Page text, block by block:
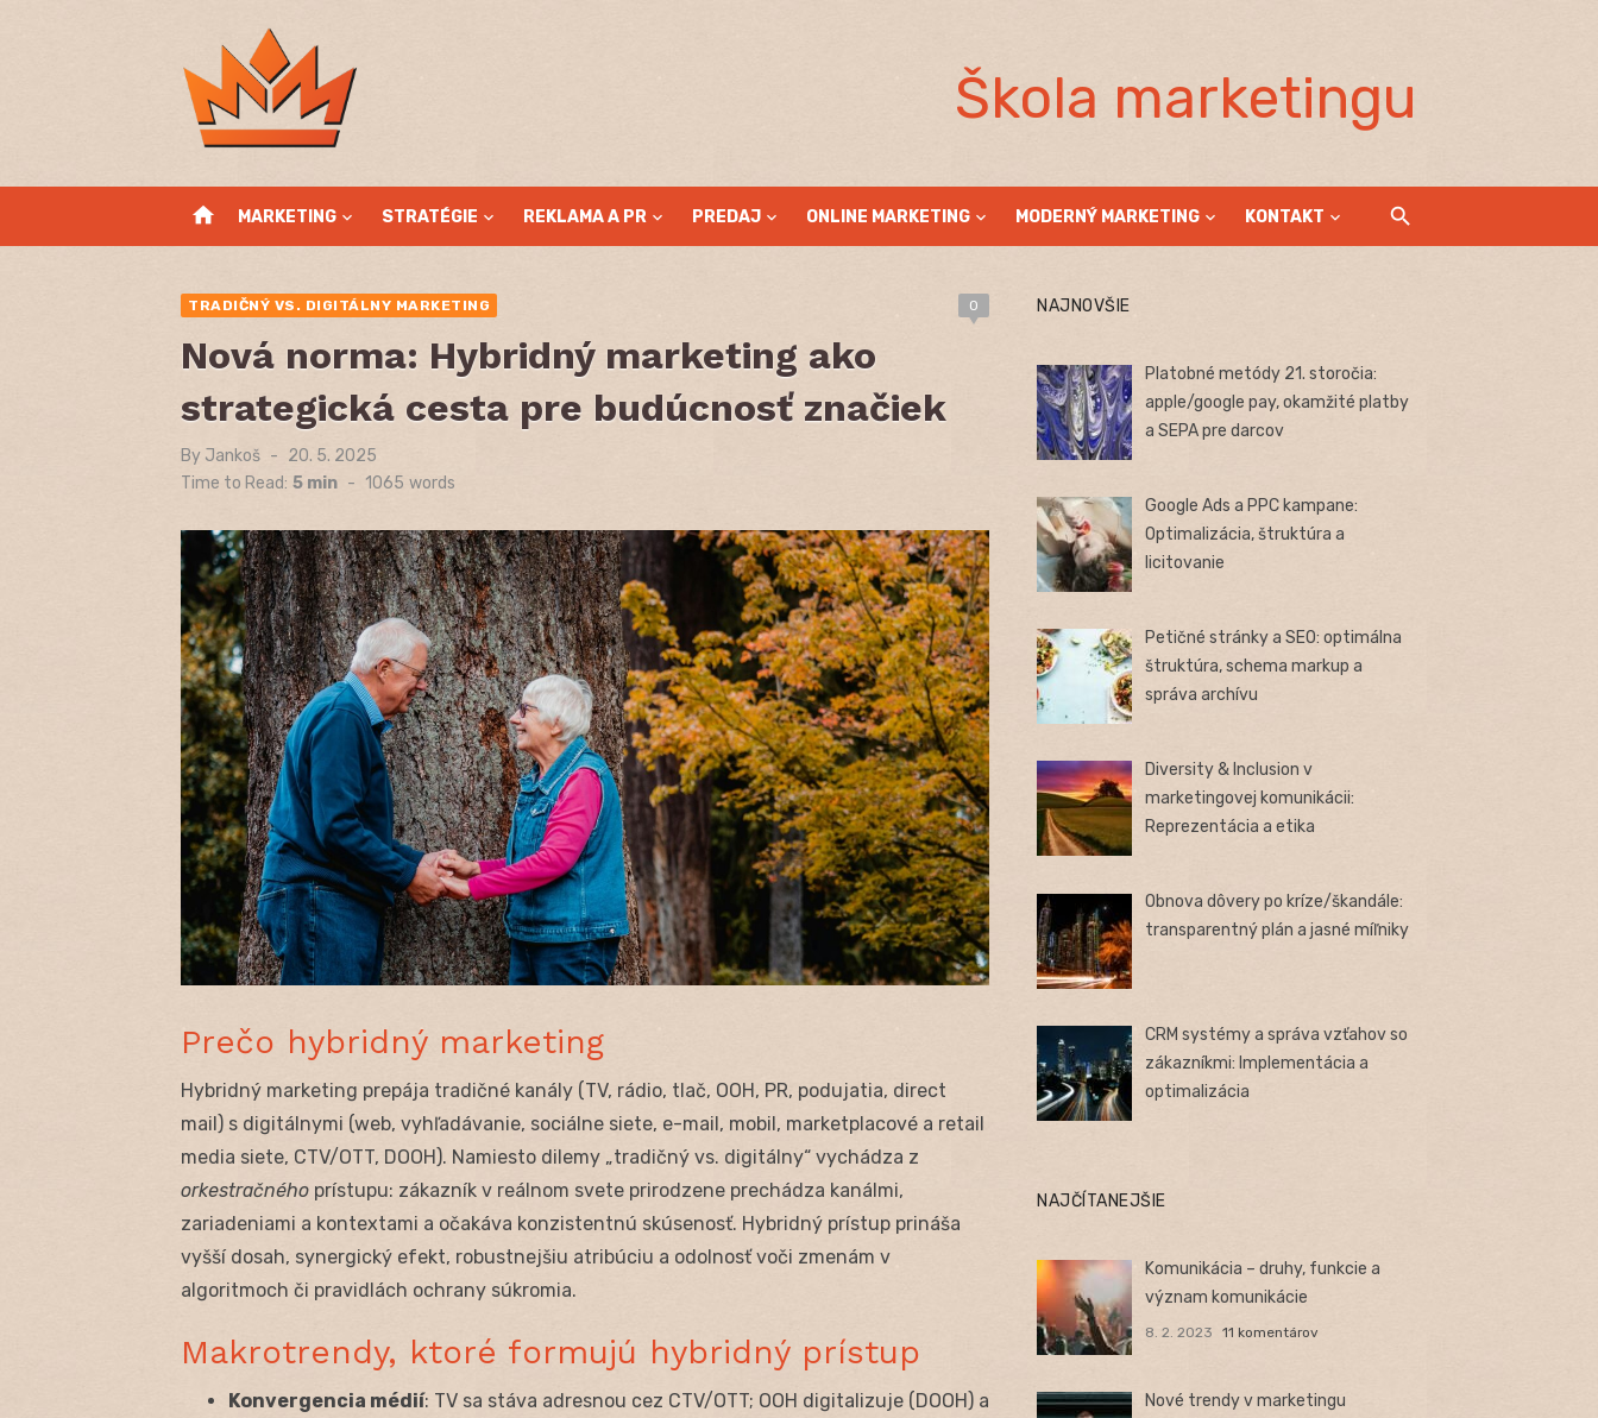
Škola marketingu
home MARKETING STRATÉGIE REKLAMA A PR PREDAJ ONLINE MARKETING MODERNÝ MARKETING KONTAKT
TRADIČNÝ VS. DIGITÁLNY MARKETING 0
Nová norma: Hybridný marketing ako
strategická cesta pre budúcnosť značiek
By Jankoš
Posted
on
20. 5. 2025
Time to Read: 5 min - 1065 words
Prečo hybridný marketing
Hybridný marketing prepája tradičné kanály (TV, rádio, tlač, OOH, PR, podujatia, direct
mail) s digitálnymi (web, vyhľadávanie, sociálne siete, e-mail, mobil, marketplacové a retail
media siete, CTV/OTT, DOOH). Namiesto dilemy „tradičný vs. digitálny“ vychádza z
orkestračného prístupu: zákazník v reálnom svete prirodzene prechádza kanálmi,
zariadeniami a kontextami a očakáva konzistentnú skúsenosť. Hybridný prístup prináša
vyšší dosah, synergický efekt, robustnejšiu atribúciu a odolnosť voči zmenám v
algoritmoch či pravidlách ochrany súkromia.
Makrotrendy, ktoré formujú hybridný prístup
Konvergencia médií: TV sa stáva adresnou cez CTV/OTT; OOH digitalizuje (DOOH) a
NAJNOVŠIE
Platobné metódy 21. storočia:
apple/google pay, okamžité platby
a SEPA pre darcov
Google Ads a PPC kampane:
Optimalizácia, štruktúra a
licitovanie
Petičné stránky a SEO: optimálna
štruktúra, schema markup a
správa archívu
Diversity & Inclusion v
marketingovej komunikácii:
Reprezentácia a etika
Obnova dôvery po kríze/škandále:
transparentný plán a jasné míľniky
CRM systémy a správa vzťahov so
zákazníkmi: Implementácia a
optimalizácia
NAJČÍTANEJŠIE
Komunikácia – druhy, funkcie a
význam komunikácie
8. 2. 2023 11 komentárov
Nové trendy v marketingu